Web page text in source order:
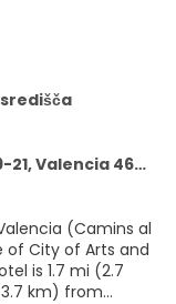
Valencia 46023
(Camins al
of City of Arts and
km) from